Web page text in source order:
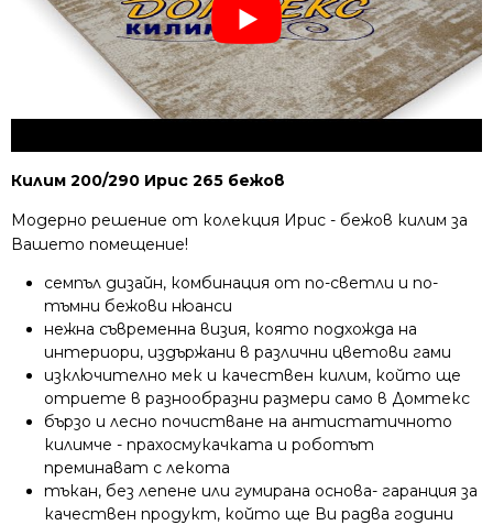
Килим 200/290 Ирис 265 бежов
Модерно решение от колекция Ирис - бежов килим за
Вашето помещение!
семпъл дизайн, комбинация от по-светли и по-
тъмни бежови нюанси
нежна съвременна визия, която подхожда на
интериори, издържани в различни цветови гами
изключително мек и качествен килим, който ще
отриете в разнообразни размери само в Домтекс
бързо и лесно почистване на антистатичното
килимче - прахосмукачката и роботът
преминават с лекота
тъкан, без лепене или гумирана основа- гаранция за
качествен продукт, който ще Ви радва години